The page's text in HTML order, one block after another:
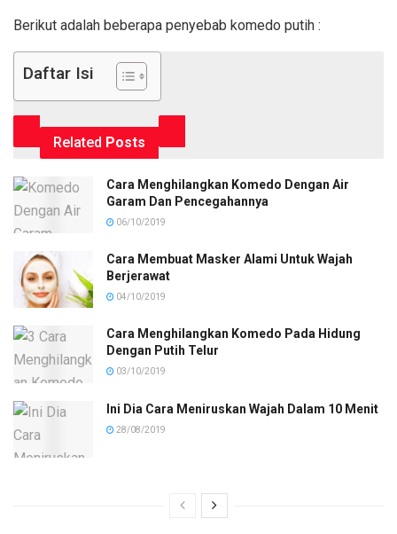
Berikut adalah beberapa penyebab komedo putih :
Daftar Isi
Related Posts
Cara Menghilangkan Komedo Dengan Air
Garam Dan Pencegahannya
06/10/2019
Cara Membuat Masker Alami Untuk Wajah
Berjerawat
04/10/2019
Cara Menghilangkan Komedo Pada Hidung
Dengan Putih Telur
03/10/2019
Ini Dia Cara Meniruskan Wajah Dalam 10 Menit
28/08/2019